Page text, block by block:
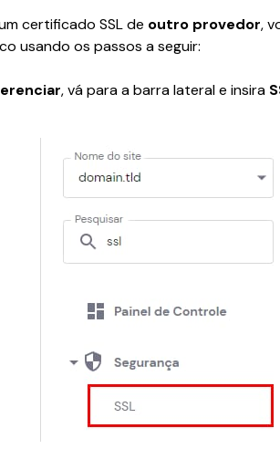
certificado SSL de outro provedor,
usando os passos a seguir:
, vá para a barra lateral e insira